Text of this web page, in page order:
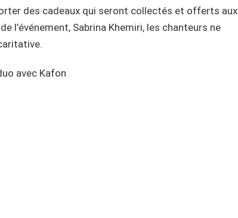
des cadeaux qui seront collectés et offerts aux
l’événement, Sabrina Khemiri, les chanteurs ne
avec Kafon